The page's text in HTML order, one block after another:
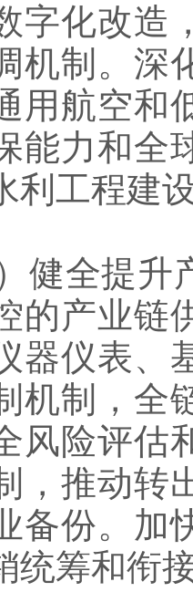
字化改造
机制。深
用航空和
能力和全
利工程建
全提升产
的产业链
器仪表、
机制，全
风险评估
，推动转
备份。加
统筹和衔